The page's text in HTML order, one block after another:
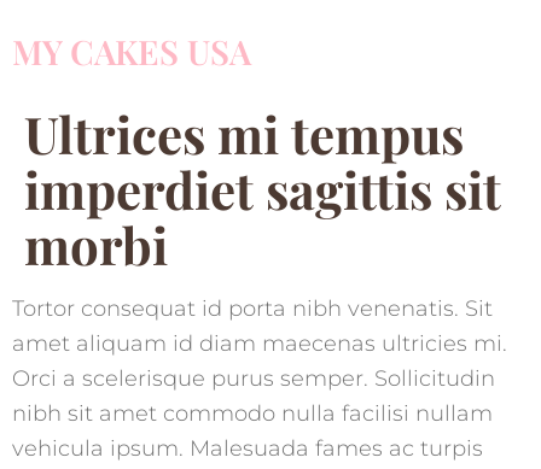
MY CAKES USA
Ultrices mi tempus
imperdiet sagittis sit
morbi
Tortor consequat id porta nibh venenatis. Sit
amet aliquam id diam maecenas ultricies mi.
Orci a scelerisque purus semper. Sollicitudin
nibh sit amet commodo nulla facilisi nullam
vehicula ipsum. Malesuada fames ac turpis